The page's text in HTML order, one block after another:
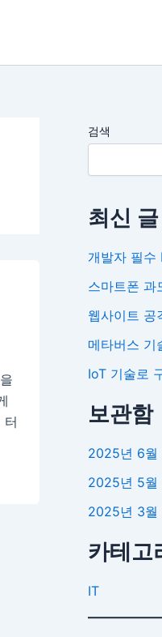
터
검색
최신 글
개발자 필수
스마트폰 과
웹사이트 공
메타버스 기
IoT 기술로
보관함
2025년 6월
2025년 5월
2025년 3월
카테고
IT